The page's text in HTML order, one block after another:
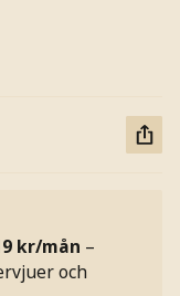
kr/mån –
och